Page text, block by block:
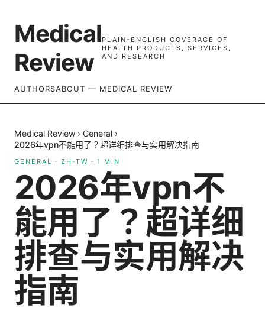
Medical
Review
PLAIN-ENGLISH COVERAGE OF
HEALTH PRODUCTS, SERVICES,
AND RESEARCH
AUTHORSABOUT — MEDICAL REVIEW
Medical Review › General ›
2026年vpn不能用了？超详细排查与实用解决指南
GENERAL · ZH-TW · 1 MIN
2026年vpn不
能用了？超详细
排查与实用解决
指南